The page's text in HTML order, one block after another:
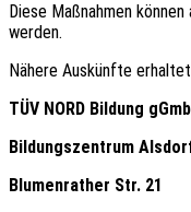
Diese Maßnahmen
werden.
Nähere Auskünfte
TÜV NORD Bildung
Bildungszentrum
Blumenrather Str. 21